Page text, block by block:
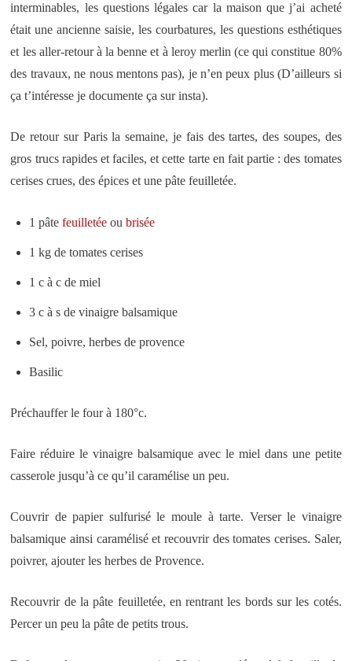
interminables, les questions légales car la maison que j’ai acheté
était une ancienne saisie, les courbatures, les questions esthétiques
et les aller-retour à la benne et à leroy merlin (ce qui constitue 80%
des travaux, ne nous mentons pas), je n’en peux plus (D’ailleurs si
ça t’intéresse je documente ça sur insta).
De retour sur Paris la semaine, je fais des tartes, des soupes, des
gros trucs rapides et faciles, et cette tarte en fait partie : des tomates
cerises crues, des épices et une pâte feuilletée.
1 pâtefeuilletée oubrisée
1 kg de tomates cerises
1 c à c de miel
3 c à s de vinaigre balsamique
Sel, poivre, herbes de provence
Basilic
Préchauffer le four à 180°c.
Faire réduire le vinaigre balsamique avec le miel dans une petite
casserole jusqu’à ce qu’il caramélise un peu.
Couvrir de papier sulfurisé le moule à tarte. Verser le vinaigre
balsamique ainsi caramélisé et recouvrir des tomates cerises. Saler,
poivrer, ajouter les herbes de Provence.
Recouvrir de la pâte feuilletée, en rentrant les bords sur les cotés.
Percer un peu la pâte de petits trous.